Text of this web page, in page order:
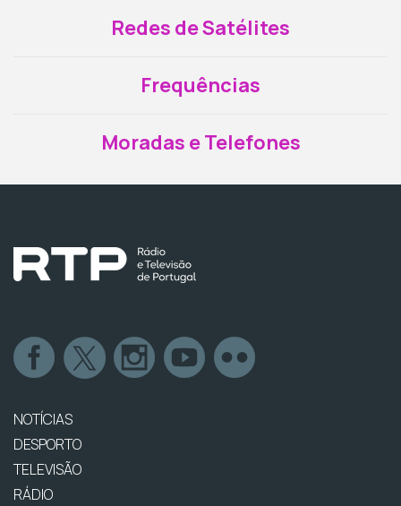
Redes de Satélites
Frequências
Moradas e Telefones
NOTÍCIAS
DESPORTO
TELEVISÃO
RÁDIO